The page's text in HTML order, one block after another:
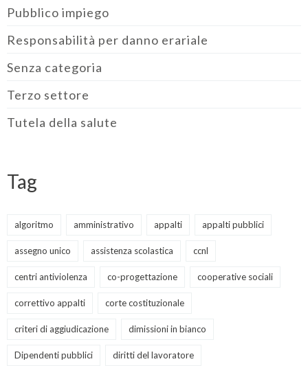
Pubblico impiego
Responsabilità per danno erariale
Senza categoria
Terzo settore
Tutela della salute
Tag
algoritmo amministrativo appalti appalti pubblici
assegno unico assistenza scolastica ccnl
centri antiviolenza co-progettazione cooperative sociali
correttivo appalti corte costituzionale
criteri di aggiudicazione dimissioni in bianco
Dipendenti pubblici diritti del lavoratore